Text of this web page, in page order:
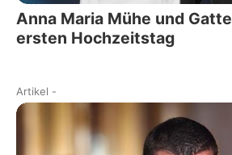
Anna Maria Mühe und
ersten Hochzeitstag
Artikel -